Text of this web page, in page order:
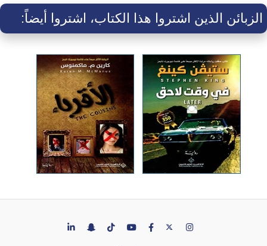
الزبائن الذين اشتروا هذا الكتاب، اشتروا أيضاً: